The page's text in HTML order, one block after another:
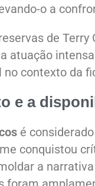
o a
de
atuação
no contexto da
e a
é
conquistou
a